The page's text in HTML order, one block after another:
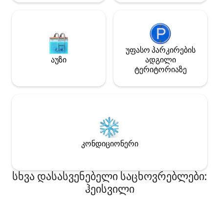
დაუსრულებელ სარდაფშია. ბუხრები.
აუზი
უფასო პარკირების
ადგილი
ტერიტორიაზე
კონდიციონერი
სხვა დასასვენებელი საცხოვრებლები:
ჰეისვილი